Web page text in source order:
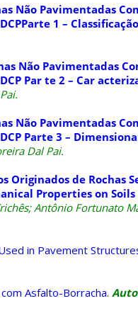
Não Pavimentadas
Parte 1 – Classificação
Não Pavimentadas
Par te 2 – Car
Não Pavimentadas
Parte 3 –
Dal Pai.
Originados de Rochas
Properties on
Antônio Fortunato
in Pavement
Asfalto-Borracha.